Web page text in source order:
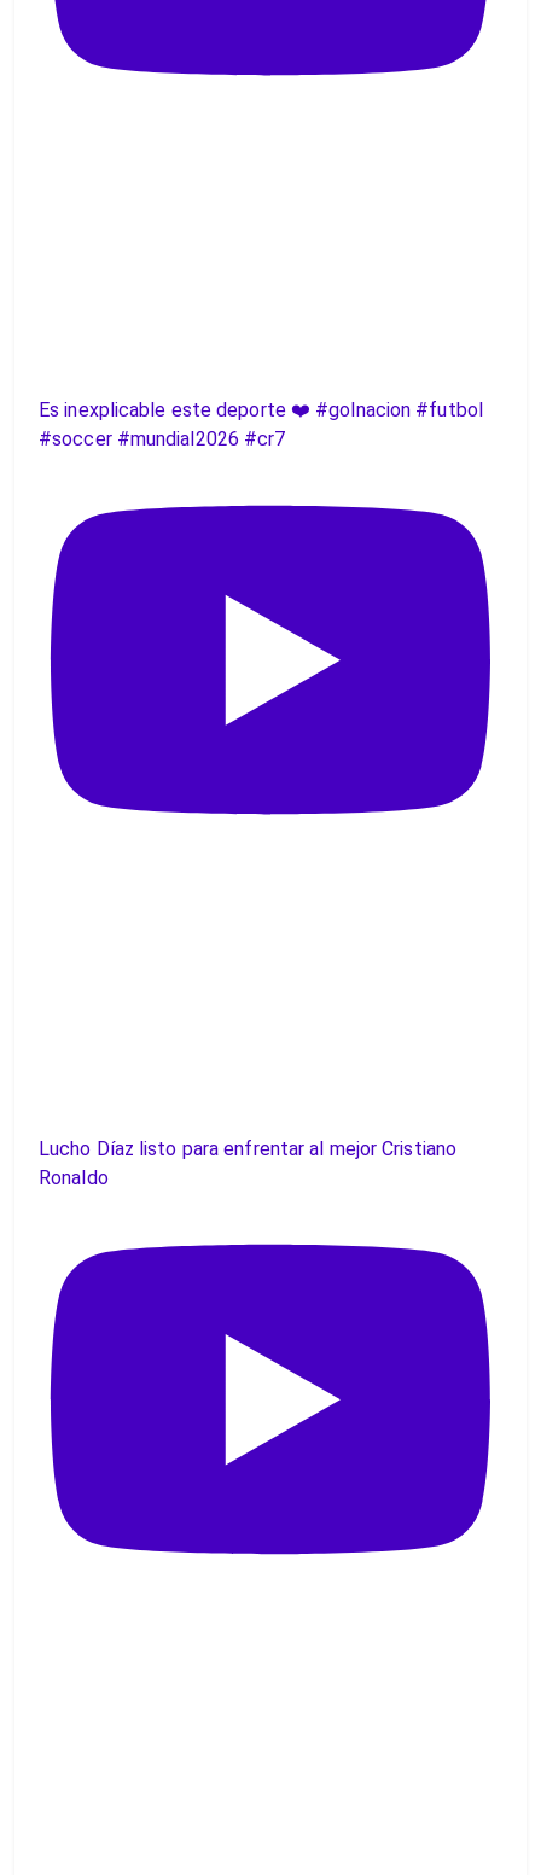
Es inexplicable este deporte ❤️ #golnacion #futbol
#soccer #mundial2026 #cr7
Lucho Díaz listo para enfrentar al mejor Cristiano
Ronaldo